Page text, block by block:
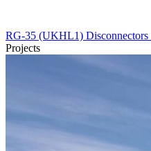
RG-35 (UKHL1) Disconnectors
Projects